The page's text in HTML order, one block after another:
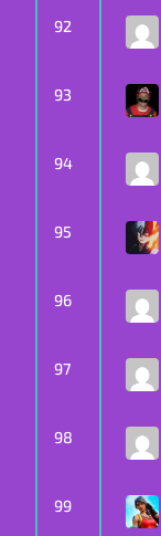
92
93
94
95
96
97
98
99